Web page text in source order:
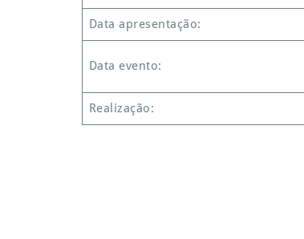
Data apresentação:
Data evento:
Realização: